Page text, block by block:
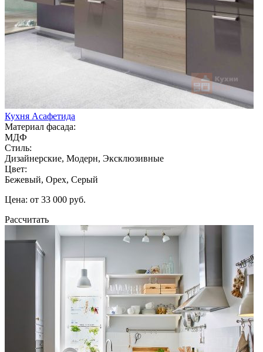
Кухня Асафетида
Материал фасада:
МДФ
Стиль:
Дизайнерские, Модерн, Эксклюзивные
Цвет:
Бежевый, Орех, Серый
Цена: от 33 000 руб.
Рассчитать